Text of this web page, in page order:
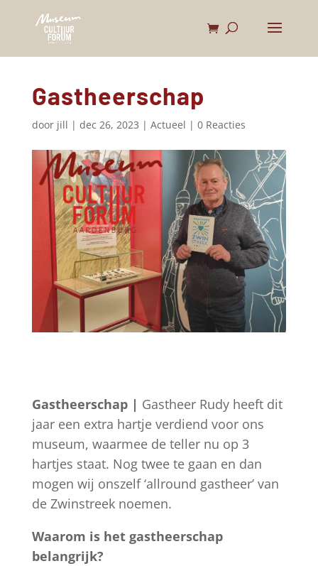
Gastheerschap
door jill | dec 26, 2023 | Actueel | 0 Reacties
Gastheerschap | Gastheer Rudy heeft dit
jaar een extra hartje verdiend voor ons
museum, waarmee de teller nu op 3
hartjes staat. Nog twee te gaan en dan
mogen wij onszelf ‘allround gastheer’ van
de Zwinstreek noemen.
Waarom is het gastheerschap
belangrijk?